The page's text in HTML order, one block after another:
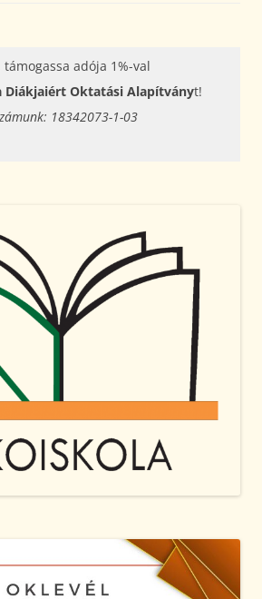
támogassa adója 1%-val
Diákjaiért Oktatási Alapítványt!
18342073-1-03